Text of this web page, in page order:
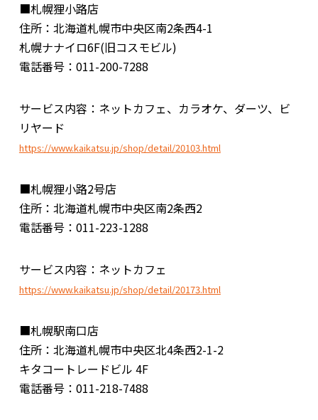
■札幌狸小路店
住所：北海道札幌市中央区南2条西4-1
札幌ナナイロ6F(旧コスモビル)
電話番号：011-200-7288
サービス内容：ネットカフェ、カラオケ、ダーツ、ビ
リヤード
https://www.kaikatsu.jp/shop/detail/20103.html
■札幌狸小路2号店
住所：北海道札幌市中央区南2条西2
電話番号：011-223-1288
サービス内容：ネットカフェ
https://www.kaikatsu.jp/shop/detail/20173.html
■札幌駅南口店
住所：北海道札幌市中央区北4条西2-1-2
キタコートレードビル 4F
電話番号：011-218-7488